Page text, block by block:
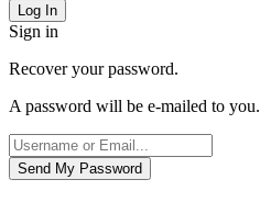
Sign in
Recover your password.
A password will be e-mailed to you.